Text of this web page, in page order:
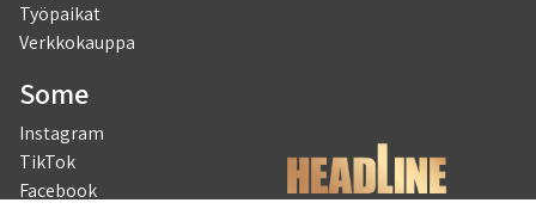
Työpaikat
Verkkokauppa
Some
Instagram
TikTok
Facebook